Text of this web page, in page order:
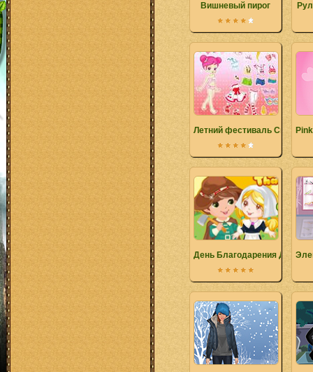
Вишневый пирог
Летний фестиваль Сью
День Благодарения